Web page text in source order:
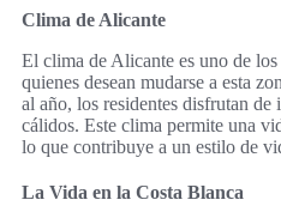
Clima de Alicante
El clima de Alicante es uno de
quienes desean mudarse a esta
al año, los residentes disfrutan de
cálidos. Este clima permite una
lo que contribuye a un estilo de
La Vida en la Costa Blanca